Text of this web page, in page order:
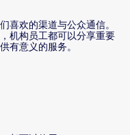
喜欢的渠道与公众通信。
机构员工都可以分享重要
有意义的服务。